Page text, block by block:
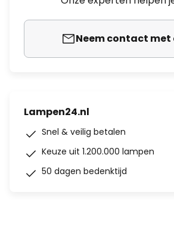
Neem contact met
Lampen24.nl
Snel & veilig betalen
Keuze uit 1.200.000 lampen
50 dagen bedenktijd